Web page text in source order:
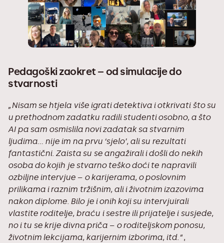
Pedagoški zaokret – od simulacije do
stvarnosti
„Nisam se htjela više igrati detektiva i otkrivati što su
u prethodnom zadatku radili studenti osobno, a što
AI pa sam osmislila novi zadatak sa stvarnim
ljudima… nije im na prvu ‘sjelo’, ali su rezultati
fantastični. Zaista su se angažirali i došli do nekih
osoba do kojih je stvarno teško doći te napravili
ozbiljne intervjue – o karijerama, o poslovnim
prilikama i raznim tržišnim, ali i životnim izazovima
nakon diplome. Bilo je i onih koji su intervjuirali
vlastite roditelje, braću i sestre ili prijatelje i susjede,
no i tu se krije divna priča – o roditeljskom ponosu,
životnim lekcijama, karijernim izborima, itd.“,